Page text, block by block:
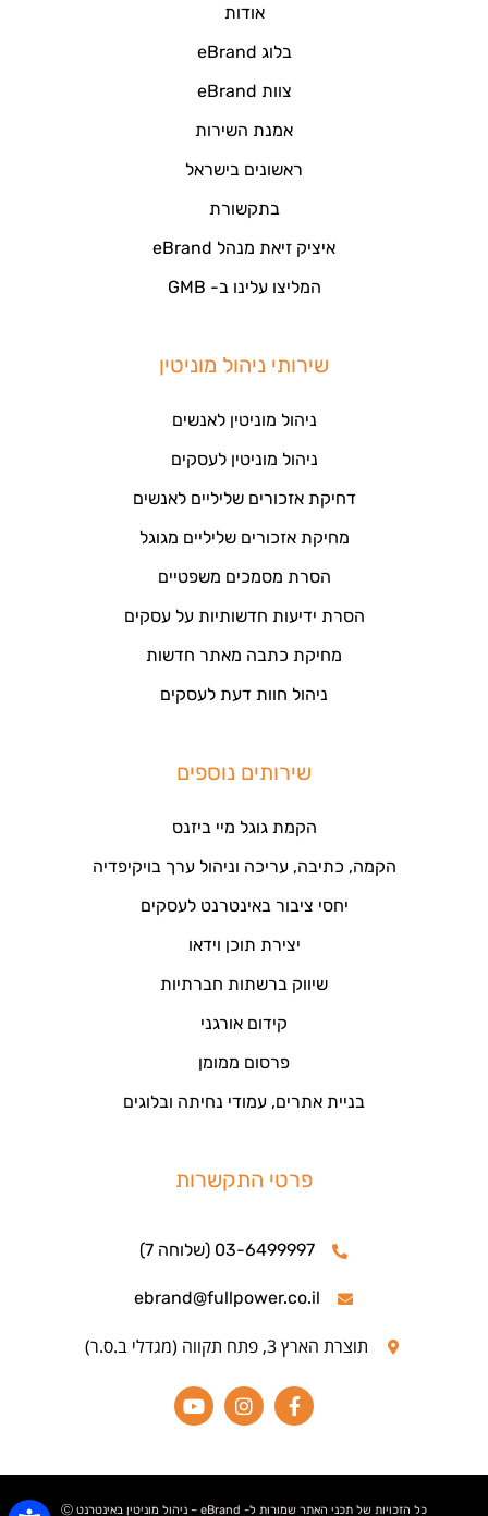
אודות
בלוג eBrand
צוות eBrand
אמנת השירות
ראשונים בישראל
בתקשורת
איציק זיאת מנהל eBrand
המליצו עלינו ב- GMB
שירותי ניהול מוניטין
ניהול מוניטין לאנשים
ניהול מוניטין לעסקים
דחיקת אזכורים שליליים לאנשים
מחיקת אזכורים שליליים מגוגל
הסרת מסמכים משפטיים
הסרת ידיעות חדשותיות על עסקים
מחיקת כתבה מאתר חדשות
ניהול חוות דעת לעסקים
שירותים נוספים
הקמת גוגל מיי ביזנס
הקמה, כתיבה, עריכה וניהול ערך בויקיפדיה
יחסי ציבור באינטרנט לעסקים
יצירת תוכן וידאו
שיווק ברשתות חברתיות
קידום אורגני
פרסום ממומן
בניית אתרים, עמודי נחיתה ובלוגים
פרטי התקשרות
03-6499997 (שלוחה 7)
ebrand@fullpower.co.il
תוצרת הארץ 3, פתח תקווה (מגדלי ב.ס.ר)
כל הזכויות של תכני האתר שמורות ל- eBrand – ניהול מוניטין באינטרנט Ⓒ